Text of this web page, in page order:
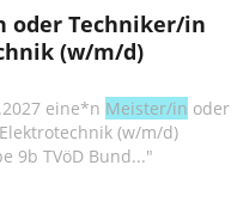
oder Techniker/in
(w/m/d)
eine*n Meister/in oder
(w/m/d)
9b TVöD Bund..."